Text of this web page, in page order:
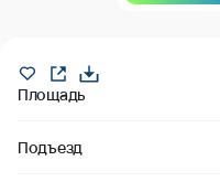
Площадь
Подъезд